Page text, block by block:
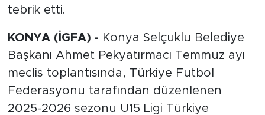
tebrik etti.
KONYA (İGFA) - Konya Selçuklu Belediye
Başkanı Ahmet Pekyatırmacı Temmuz ayı
meclis toplantısında, Türkiye Futbol
Federasyonu tarafından düzenlenen
2025-2026 sezonu U15 Ligi Türkiye